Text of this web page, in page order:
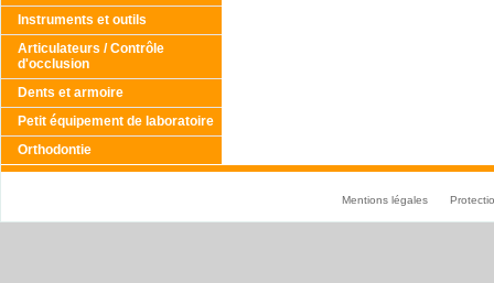
Instruments et outils
Articulateurs / Contrôle
d'occlusion
Dents et armoire
Petit équipement de laboratoire
Orthodontie
Mentions légales